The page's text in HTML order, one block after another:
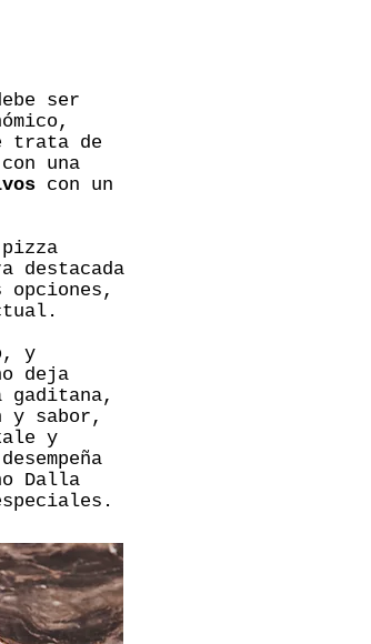
ser
trata de
una
con un
destacada
y
deja
gaditana,
y sabor,
y
Dalla